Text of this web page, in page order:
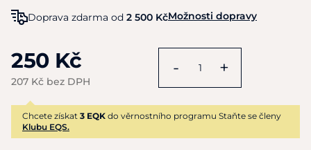
Doprava zdarma od 2 500 KčMožnosti dopravy
250 Kč
207 Kč bez DPH
- +
Chcete získat 3 EQK do věrnostního programu Staňte se členy
Klubu EQS.